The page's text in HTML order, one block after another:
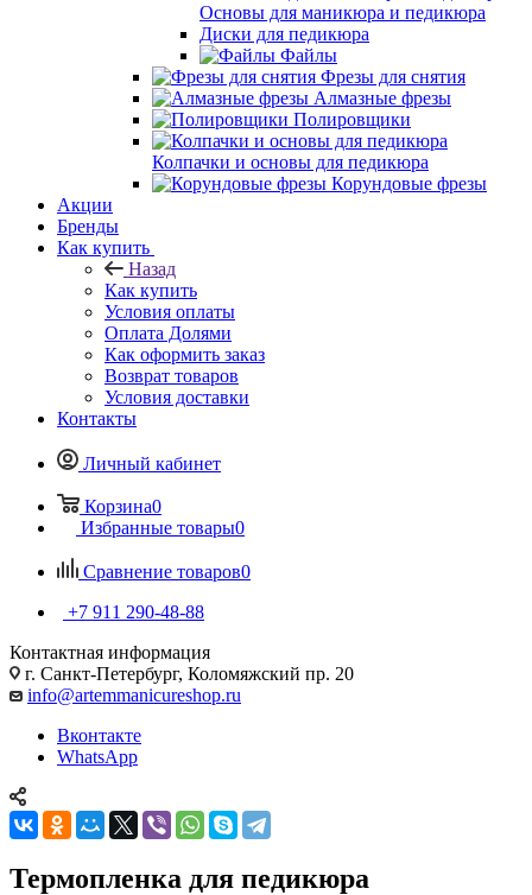
Основы для маникюра и педикюра
Диски для педикюра
Файлы
Фрезы для снятия
Алмазные фрезы
Полировщики
Колпачки и основы для педикюра
Корундовые фрезы
Акции
Бренды
Как купить
Назад
Как купить
Условия оплаты
Оплата Долями
Как оформить заказ
Возврат товаров
Условия доставки
Контакты
Личный кабинет
Корзина0
Избранные товары0
Сравнение товаров0
+7 911 290-48-88
Контактная информация
г. Санкт-Петербург, Коломяжский пр. 20
info@artemmanicureshop.ru
Вконтакте
WhatsApp
Термопленка для педикюра